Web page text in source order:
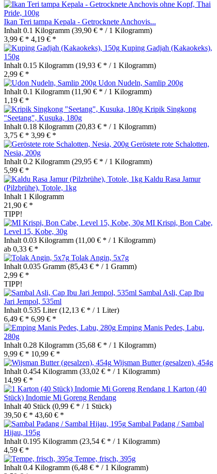
Ikan Teri tampa Kepala - Getrocknete Anchovis...
Inhalt 0.1 Kilogramm (39,90 € * / 1 Kilogramm)
3,99 € * 4,19 € *
Kuping Gadjah (Kakaokeks),
150g
Inhalt 0.15 Kilogramm (19,93 € * / 1 Kilogramm)
2,99 € *
Udon Nudeln, Samlip 200g
Inhalt 0.1 Kilogramm (11,90 € * / 1 Kilogramm)
1,19 € *
Kripik Singkong
"Seetang", Kusuka, 180g
Inhalt 0.18 Kilogramm (20,83 € * / 1 Kilogramm)
3,75 € * 3,99 € *
Geröstete rote Schalotten,
Nesia, 200g
Inhalt 0.2 Kilogramm (29,95 € * / 1 Kilogramm)
5,99 € *
Kaldu Rasa Jamur
(Pilzbrühe), Totole, 1kg
Inhalt 1 Kilogramm
21,90 € *
TIPP!
MI Krispi, Bon Cabe,
Level 15, Kobe, 30g
Inhalt 0.03 Kilogramm (11,00 € * / 1 Kilogramm)
ab 0,33 € *
Tolak Angin, 5x7g
Inhalt 0.035 Gramm (85,43 € * / 1 Gramm)
2,99 € *
TIPP!
Sambal Asli, Cap Ibu
Jari Jempol, 535ml
Inhalt 0.535 Liter(12,13 € * / 1 Liter)
6,49 € * 6,99 € *
Emping Manis Pedes, Labu,
280g
Inhalt 0.28 Kilogramm (35,68 € * / 1 Kilogramm)
9,99 € * 10,99 € *
Wijsman Butter (gesalzen), 454g
Inhalt 0.454 Kilogramm (33,02 € * / 1 Kilogramm)
14,99 € *
1 Karton (40
Stück) Indomie Mi Goreng Rendang
Inhalt 40 Stück (0,99 € * / 1 Stück)
39,50 € * 43,60 € *
Sambal Padang / Sambal
Hijau, 195g
Inhalt 0.195 Kilogramm (23,54 € * / 1 Kilogramm)
4,59 € *
Tempe, frisch, 395g
Inhalt 0.4 Kilogramm (6,48 € * / 1 Kilogramm)